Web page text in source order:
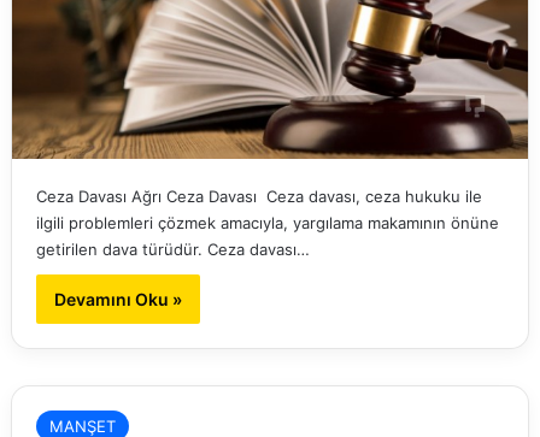
Ceza Davası Ağrı Ceza Davası Ceza davası, ceza hukuku ile
ilgili problemleri çözmek amacıyla, yargılama makamının önüne
getirilen dava türüdür. Ceza davası…
Devamını Oku »
MANŞET